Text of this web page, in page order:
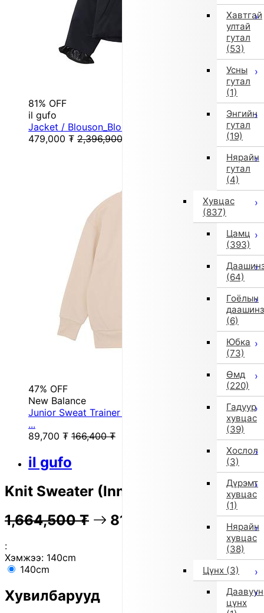
Хавтгай
ултай
гутал
(53)
Усны
гутал
(1)
Энгийн
гутал
(19)
Нярайн
гутал
(4)
Хувцас
(837)
Цамц
(393)
(64)
Гоёлын
даашинз
(6)
Юбка
(73)
Өмд
(220)
Гадуур
хувцас
(39)
Хослол
(3)
Дүрэмт
хувцас
(1)
Нярайн
хувцас
(38)
Цүнх (3)
Даавуун
цүнх
81% OFF
il gufo
Jacket / Blouson_Blouzon (130cm/Black)
479,000 ₮ 2,396,900
47% OFF
New Balance
Junior Sweat Trainer Light Sweat Crew ABT55561
...
89,700 ₮ 166,400 ₮
il gufo
Knit Sweater (Inner) (Blue)
1,664,500 ₮ 81% OFF 332,500 ₮
:
Хэмжээ: 140cm
140cm
Хувилбарууд